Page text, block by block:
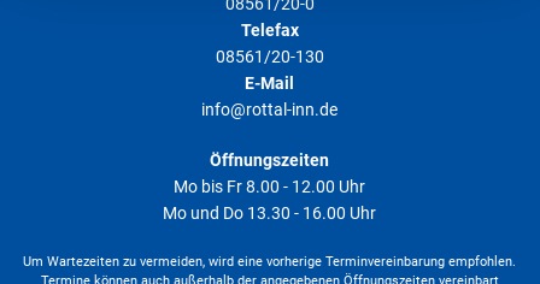
08561/20-0
Telefax
08561/20-130
E-Mail
info@rottal-inn.de
Öffnungszeiten
Mo bis Fr 8.00 - 12.00 Uhr
Mo und Do 13.30 - 16.00 Uhr
Um Wartezeiten zu vermeiden, wird eine vorherige Terminvereinbarung empfohlen.